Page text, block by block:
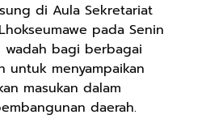
di Aula Sekretariat
pada Senin
bagi berbagai
untuk menyampaikan
masukan dalam
daerah.